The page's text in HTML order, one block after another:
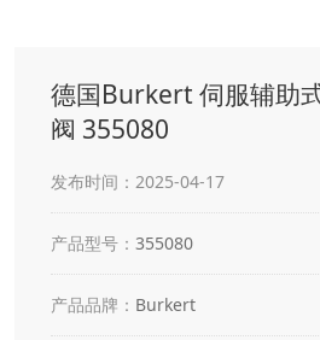
德国Burkert 伺服辅助
阀 355080
发布时间：2025-04-17
产品型号： 355080
产品品牌： Burkert